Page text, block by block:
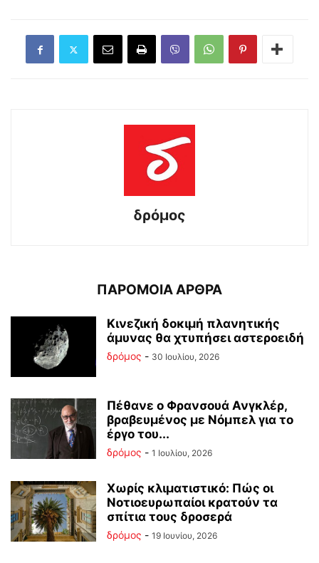
δρόμος
ΠΑΡΟΜΟΙΑ ΑΡΘΡΑ
Κινεζική δοκιμή πλανητικής
άμυνας θα χτυπήσει αστεροειδή
δρόμος - 30 Ιουλίου, 2026
Πέθανε ο Φρανσουά Ανγκλέρ,
βραβευμένος με Νόμπελ για το
έργο του...
δρόμος - 1 Ιουλίου, 2026
Χωρίς κλιματιστικό: Πώς οι
Νοτιοευρωπαίοι κρατούν τα
σπίτια τους δροσερά
δρόμος - 19 Ιουνίου, 2026